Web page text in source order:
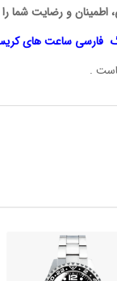
اطمینان و رضایت شما
فارسی ساعت های
.